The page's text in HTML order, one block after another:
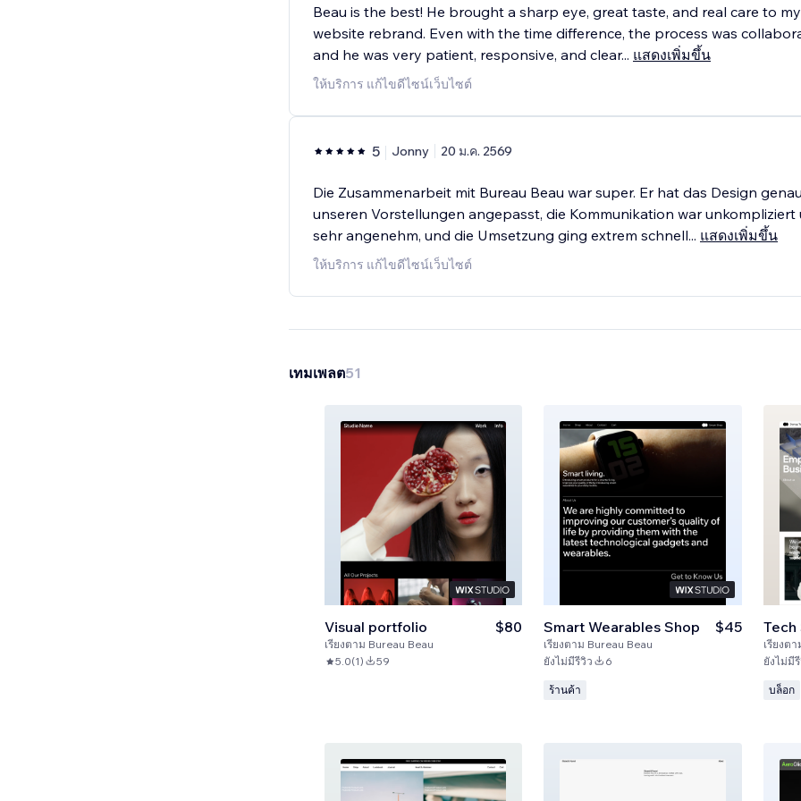
Beau is the best! He brought a sharp eye, great taste, and real care to my
website rebrand. Even with the time difference, the process was
and he was very patient, responsive, and clear... แสดงเพิ่มขึ้น
ให้บริการ แก้ไขดีไซน์เว็บไซต์
5 Jonny 20 ม.ค. 2569
Die Zusammenarbeit mit Bureau Beau war super. Er hat das Design
unseren Vorstellungen angepasst, die Kommunikation war unkompliziert
sehr angenehm, und die Umsetzung ging extrem schnell... แสดงเพิ่มขึ้น
ให้บริการ แก้ไขดีไซน์เว็บไซต์
เทมเพลต51
Visual portfolio
เรียงตาม Bureau Beau
$80
5.0(1) 59
Smart Wearables Shop
เรียงตาม Bureau Beau
$45
ยังไม่มีรีวิว 6
ร้านค้า
Tech
เรียงตา
ยังไม่มี
บล็อก